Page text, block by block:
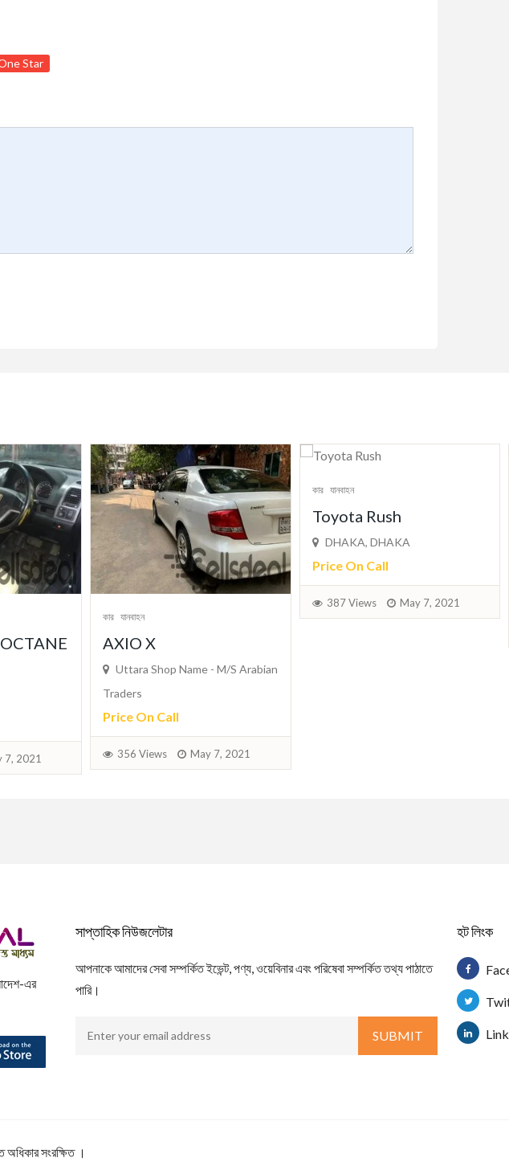
Star
- M/S Arabian
May 7, 2021
কার যানবাহন
Toyota Rush
DHAKA, DHAKA
Price On Call
কার যানবাহন
TOYOTA PREMIO G
SUPERIOR
HARIRAMPUR, DHAKA
এর
সাপ্তাহিক নিউজলেটার
আপনাকে আমাদের সেবা সম্পর্কিত ইভেন্ট, পণ্য, ওয়েবিনার এবং পরিষেবা সম্পর্কিত তথ্য পাঠাতে
পারি।
হট লিংক
অধিকার সংরক্ষিত ।